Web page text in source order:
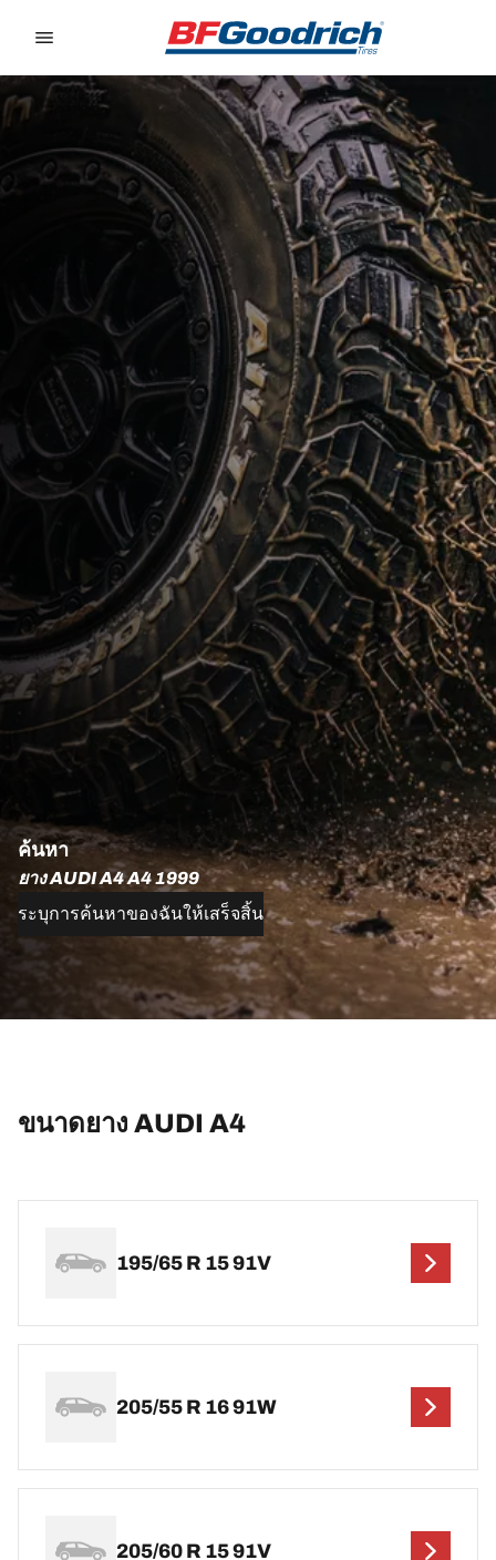
ค้นหา
ยาง AUDI A4 A4 1999
ระบุการค้นหาของฉันให้เสร็จสิ้น
ขนาดยาง AUDI A4
195/65 R 15 91V
205/55 R 16 91W
205/60 R 15 91V